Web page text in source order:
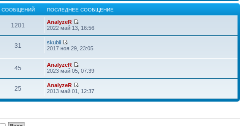
СООБЩЕНИЙ ПОСЛЕДНЕЕ СООБЩЕНИЕ
1201
AnalyzeR
2022 май 13, 16:56
31
skubli
2017 ноя 29, 23:05
45
AnalyzeR
2023 май 05, 07:39
25
AnalyzeR
2013 май 01, 12:37